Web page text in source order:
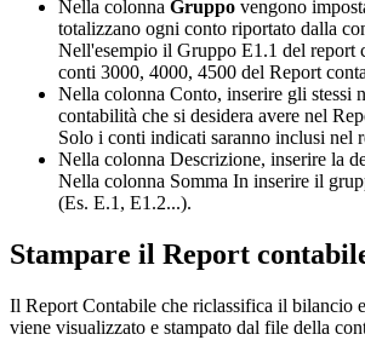
Nella colonna Gruppo vengono
totalizzano ogni conto riportato dalla
Nell'esempio il Gruppo E1.1 del report
conti 3000, 4000, 4500 del Report
Nella colonna Conto, inserire gli stessi
contabilità che si desidera avere nel
Solo i conti indicati saranno inclusi nel
Nella colonna Descrizione, inserire la
Nella colonna Somma In inserire il
(Es. E.1, E1.2...).
Stampare il Report
Il Report Contabile che riclassifica il bilancio
viene visualizzato e stampato dal file della